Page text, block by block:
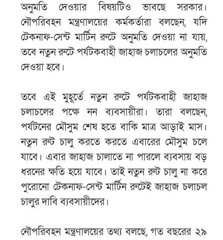
অনুমতি দেওয়ার বিষয়টিও ভাবছে সরকার।
নৌপরিবহন মন্ত্রণালয়ের কর্মকর্তারা বলছেন, যদি
টেকনাফ-সেন্ট মার্টিন রুটে অনুমতি দেওয়া না যায়,
তবে নতুন রুটে পর্যটকবাহী জাহাজ চলাচলের অনুমতি
দেওয়া হবে।
তবে এই মুহূর্তে নতুন রুটে পর্যটকবাহী জাহাজ
চলাচলের পক্ষে নন ব্যবসায়ীরা। তারা বলছেন,
পর্যটনের মৌসুম শেষ হতে বাকি মাত্র আড়াই মাস।
নতুন রুট চালু করতে করতে এবারের মৌসুম চলে
যাবে। এবার জাহাজ চালাতে না পারলে ব্যবসায় বড়
ধরনের ক্ষতি হয়ে যাবে। তাই নতুন রুট চালু না করে
পুরোনো টেকনাফ-সেন্ট মার্টিন রুটেই জাহাজ চলাচল
চালুর দাবি ব্যবসায়ীদের।
নৌপরিবহন মন্ত্রণালয়ের তথ্য বলছে, গত বছরের ২৯